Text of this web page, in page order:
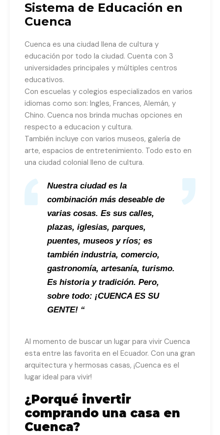
Sistema de Educación en
Cuenca
Cuenca es una ciudad llena de cultura y
educación por todo la ciudad. Cuenta con 3
universidades principales y múltiples centros
educativos.
Con escuelas y colegios especializados en varios
idiomas como son: Ingles, Frances, Alemán, y
Chino. Cuenca nos brinda muchas opciones en
respecto a educacion y cultura.
También incluye con varios museos, galería de
arte, espacios de entretenimiento. Todo esto en
una ciudad colonial lleno de cultura.
Nuestra ciudad es la
combinación más deseable de
varias cosas. Es sus calles,
plazas, iglesias, parques,
puentes, museos y ríos; es
también industria, comercio,
gastronomía, artesanía, turismo.
Es historia y tradición. Pero,
sobre todo: ¡CUENCA ES SU
GENTE! “
Al momento de buscar un lugar para vivir Cuenca
esta entre las favorita en el Ecuador. Con una gran
arquitectura y hermosas casas, ¡Cuenca es el
lugar ideal para vivir!
¿Porqué invertir
comprando una casa en
Cuenca?